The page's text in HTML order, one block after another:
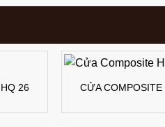
26 CỬA